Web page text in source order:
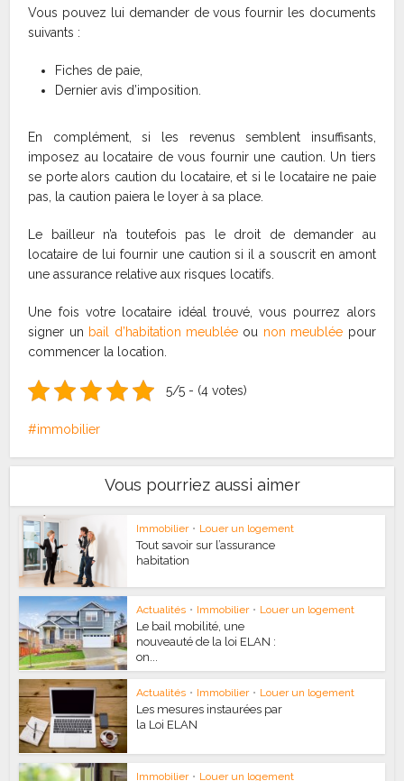
Vous pouvez lui demander de vous fournir les documents
suivants :
Fiches de paie,
Dernier avis d’imposition.
En complément, si les revenus semblent insuffisants,
imposez au locataire de vous fournir une caution. Un tiers
se porte alors caution du locataire, et si le locataire ne paie
pas, la caution paiera le loyer à sa place.
Le bailleur n’a toutefois pas le droit de demander au
locataire de lui fournir une caution si il a souscrit en amont
une assurance relative aux risques locatifs.
Une fois votre locataire idéal trouvé, vous pourrez alors
signer un bail d’habitation meublée ou non meublée pour
commencer la location.
5/5 - (4 votes)
immobilier
Vous pourriez aussi aimer
Immobilier • Louer un logement
Tout savoir sur l’assurance
habitation
Actualités • Immobilier • Louer un logement
Le bail mobilité, une
nouveauté de la loi ELAN :
on...
Actualités • Immobilier • Louer un logement
Les mesures instaurées par
la Loi ELAN
Immobilier • Louer un logement